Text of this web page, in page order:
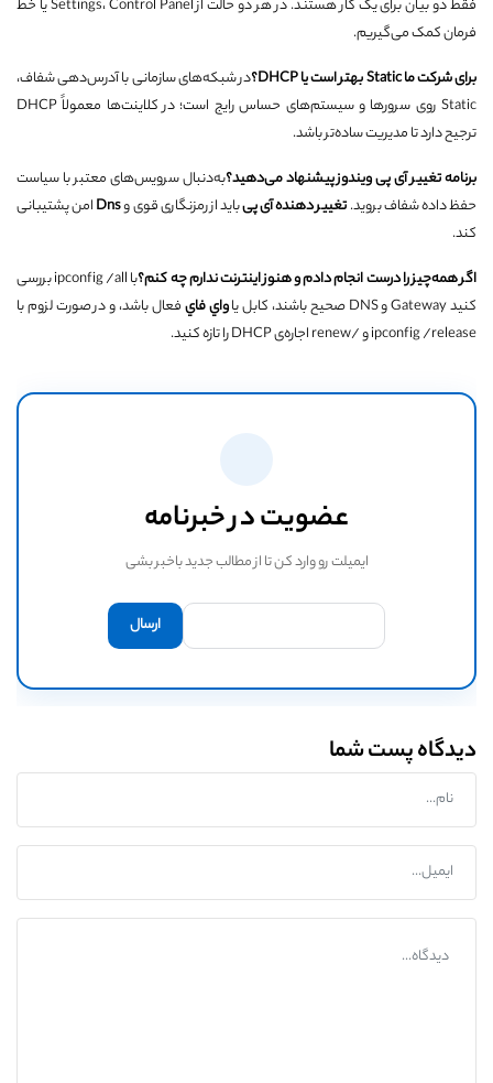
فقط دو بیان برای یک کار هستند. در هر دو حالت از Settings، Control Panel یا خط
فرمان کمک می‌گیریم.
برای شرکت ماStatic بهتر است یاDHCP ؟در شبکه‌های سازمانی با آدرس‌دهی شفاف،
Static روی سرور‌ها و سیستم‌های حساس رایج است؛ در کلاینت‌ها معمولاً DHCP
ترجیح دارد تا مدیریت ساده‌تر باشد.
برنامه تغییر آی پی ویندوز پیشنهاد می‌دهید؟به‌دنبال سرویس‌های معتبر با سیاست
حفظ داده شفاف بروید.تغییر دهنده آی پیباید از رمزنگاری قوی وDnsامن پشتیبانی
کند.
اگر همه‌چیز را درست انجام دادم و هنوز اینترنت ندارم چه کنم؟
با ipconfig /all بررسی
کنید Gateway و DNS صحیح باشند، کابل یا
واي فايفعال باشد، و در صورت لزوم با
ipconfig /release و /renew اجاره‌ی DHCP را تازه کنید.
عضویت در خبرنامه
ایمیلت رو وارد کن تا از مطالب جدید باخبر بشی
دیدگاه پست شما